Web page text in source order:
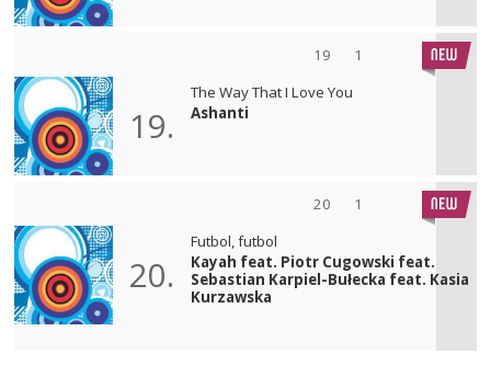
19 1
19.
The Way That I Love You
Ashanti
20 1
20.
Futbol, futbol
Kayah feat. Piotr Cugowski feat.
Sebastian Karpiel-Bułecka feat. Kasia
Kurzawska